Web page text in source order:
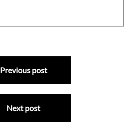
Previous post
Next post